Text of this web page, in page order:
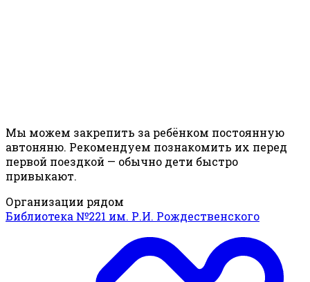
Мы можем закрепить за ребёнком постоянную
автоняню. Рекомендуем познакомить их перед
первой поездкой — обычно дети быстро
привыкают.
Организации рядом
Библиотека №221 им. Р.И. Рождественского